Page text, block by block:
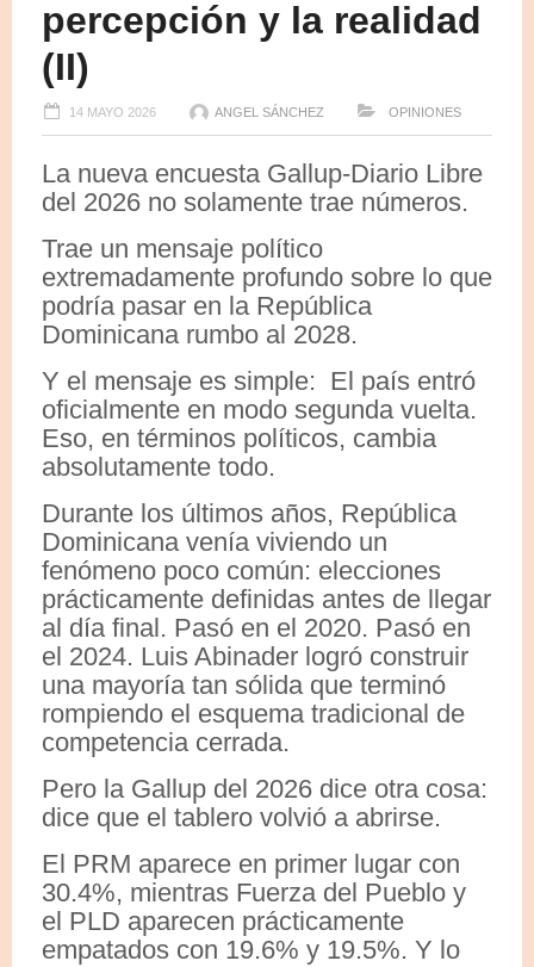
percepción y la realidad
(II)
14 MAYO 2026 ANGEL SÁNCHEZ OPINIONES
La nueva encuesta Gallup-Diario Libre
del 2026 no solamente trae números.
Trae un mensaje político
extremadamente profundo sobre lo que
podría pasar en la República
Dominicana rumbo al 2028.
Y el mensaje es simple: El país entró
oficialmente en modo segunda vuelta.
Eso, en términos políticos, cambia
absolutamente todo.
Durante los últimos años, República
Dominicana venía viviendo un
fenómeno poco común: elecciones
prácticamente definidas antes de llegar
al día final. Pasó en el 2020. Pasó en
el 2024. Luis Abinader logró construir
una mayoría tan sólida que terminó
rompiendo el esquema tradicional de
competencia cerrada.
Pero la Gallup del 2026 dice otra cosa:
dice que el tablero volvió a abrirse.
El PRM aparece en primer lugar con
30.4%, mientras Fuerza del Pueblo y
el PLD aparecen prácticamente
empatados con 19.6% y 19.5%. Y lo